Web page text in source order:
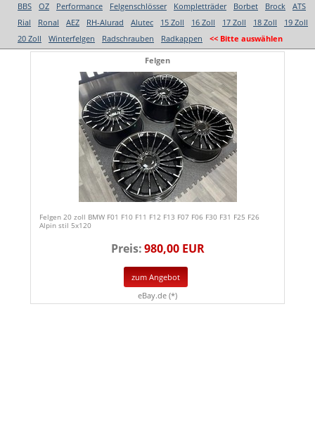
BBS OZ Performance Felgenschlösser Kompletträder Borbet Brock
ATS
Rial
Ronal AEZ RH-Alurad Alutec 15 Zoll 16 Zoll 17 Zoll 18 Zoll
19 Zoll
20 Zoll
Winterfelgen Radschrauben Radkappen << Bitte auswählen
Felgen
Felgen 20 zoll BMW F01 F10 F11 F12 F13 F07 F06 F30 F31 F25 F26
Alpin stil 5x120
Preis:980,00 EUR
zum Angebot
eBay.de (*)